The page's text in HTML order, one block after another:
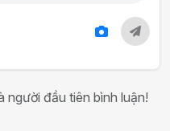
người đầu tiên bình luận!